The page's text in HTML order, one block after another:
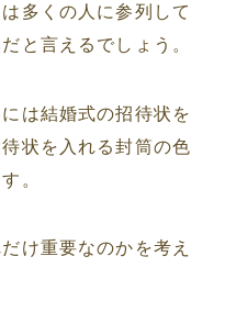
多くの人に参列して
と言えるでしょう。
は結婚式の招待状を
状を入れる封筒の色
。
け重要なのかを考え